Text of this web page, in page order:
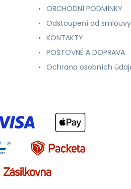
OBCHODNÍ PODMÍNKY
Odstoupení od smlouvy
KONTAKTY
POŠTOVNÉ A DOPRAVA
Ochrana osobních